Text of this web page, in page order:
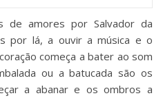
de amores por Salvador da
por lá, a ouvir a música e o
começa a bater ao som
ou a batucada são os
a abanar e os ombros a